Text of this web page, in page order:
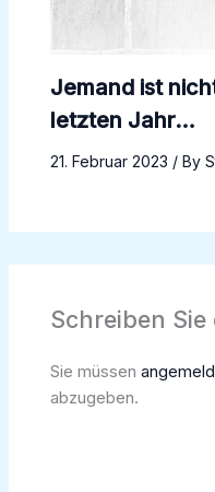
Jemand ist
letzten Jahr…
21. Februar 2023 / By
Schreiben
Sie müssen
abzugeben.